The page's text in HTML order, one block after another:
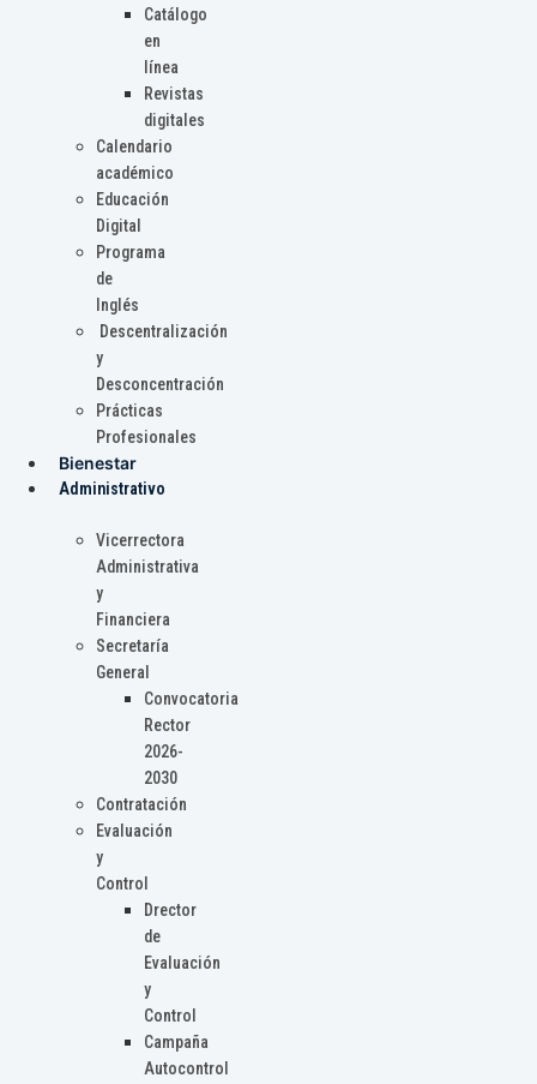
Catálogo
en
línea
Revistas
digitales
Calendario
académico
Educación
Digital
Programa
de
Inglés
Descentralización
y
Desconcentración
Prácticas
Profesionales
Bienestar
Administrativo
Vicerrectora
Administrativa
y
Financiera
Secretaría
General
Convocatoria
Rector
2026-
2030
Contratación
Evaluación
y
Control
Drector
de
Evaluación
y
Control
Campaña
Autocontrol